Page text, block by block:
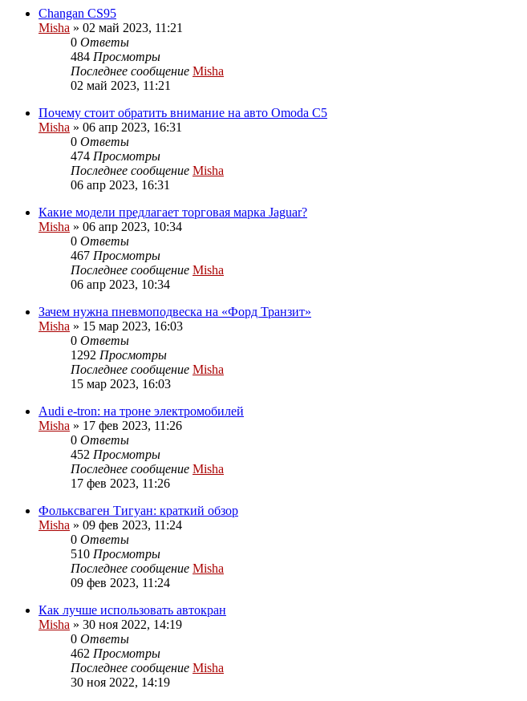
Changan CS95
Misha » 02 май 2023, 11:21
0 Ответы
484 Просмотры
Последнее сообщение Misha
02 май 2023, 11:21
Почему стоит обратить внимание на авто Omoda C5
Misha » 06 апр 2023, 16:31
0 Ответы
474 Просмотры
Последнее сообщение Misha
06 апр 2023, 16:31
Какие модели предлагает торговая марка Jaguar?
Misha » 06 апр 2023, 10:34
0 Ответы
467 Просмотры
Последнее сообщение Misha
06 апр 2023, 10:34
Зачем нужна пневмоподвеска на «Форд Транзит»
Misha » 15 мар 2023, 16:03
0 Ответы
1292 Просмотры
Последнее сообщение Misha
15 мар 2023, 16:03
Audi e-tron: на троне электромобилей
Misha » 17 фев 2023, 11:26
0 Ответы
452 Просмотры
Последнее сообщение Misha
17 фев 2023, 11:26
Фольксваген Тигуан: краткий обзор
Misha » 09 фев 2023, 11:24
0 Ответы
510 Просмотры
Последнее сообщение Misha
09 фев 2023, 11:24
Как лучше использовать автокран
Misha » 30 ноя 2022, 14:19
0 Ответы
462 Просмотры
Последнее сообщение Misha
30 ноя 2022, 14:19